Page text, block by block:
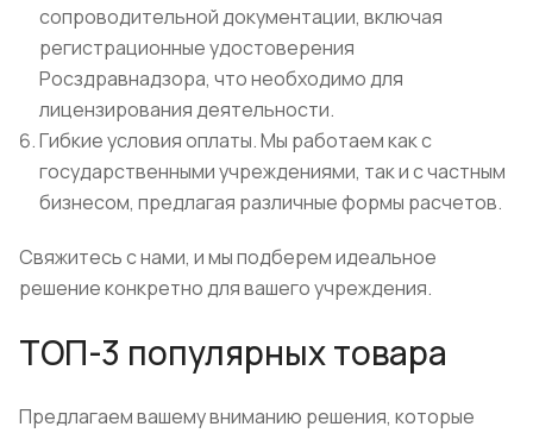
сопроводительной документации, включая
регистрационные удостоверения
Росздравнадзора, что необходимо для
лицензирования деятельности.
Гибкие условия оплаты. Мы работаем как с
государственными учреждениями, так и с частным
бизнесом, предлагая различные формы расчетов.
Свяжитесь с нами, и мы подберем идеальное
решение конкретно для вашего учреждения.
ТОП-3 популярных товара
Предлагаем вашему вниманию решения, которые